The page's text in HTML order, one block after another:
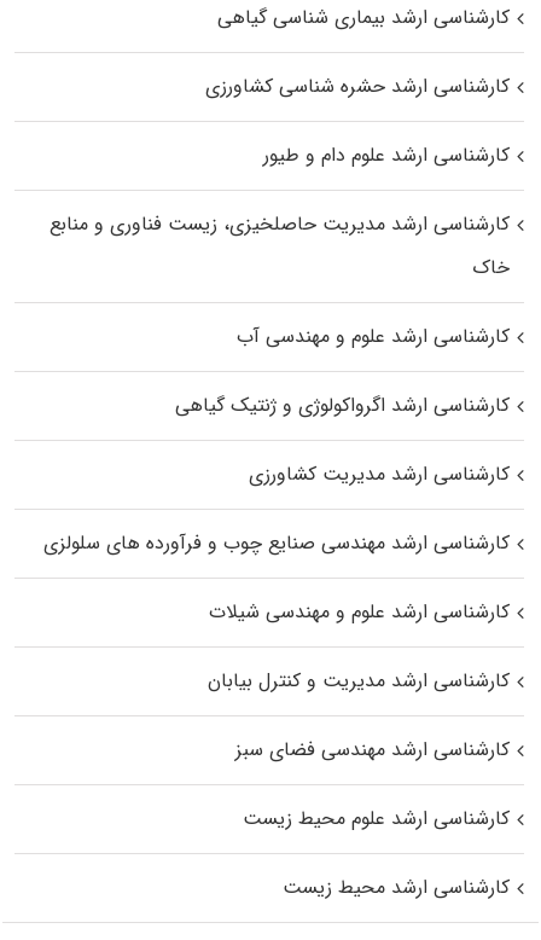
کارشناسی ارشد بیماری‌ شناسی گیاهی
کارشناسی ارشد حشره‌ شناسی کشاورزی
کارشناسی ارشد علوم دام و طیور
کارشناسی ارشد مدیریت حاصلخیزی، زیست فناوری و منابع
خاک
کارشناسی ارشد علوم و مهندسی آب
کارشناسی ارشد اگرواکولوژی و ژنتیک گیاهی
کارشناسی ارشد مدیریت کشاورزی
کارشناسی ارشد مهندسی صنایع چوب و فرآورده‌ های سلولزی
کارشناسی ارشد علوم و مهندسی شیلات
کارشناسی ارشد مدیریت و کنترل بیابان
کارشناسی ارشد مهندسی فضای سبز
کارشناسی ارشد علوم محیط‌ زیست
کارشناسی ارشد محیط زیست